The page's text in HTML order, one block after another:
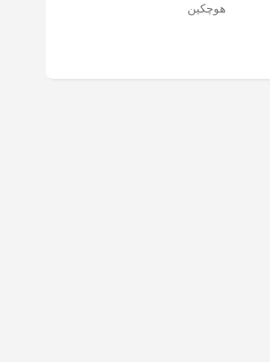
هوچکین